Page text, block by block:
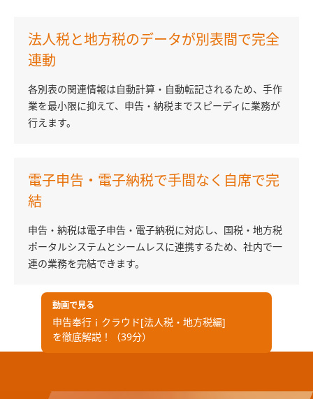
法人税と地方税のデータが別表間で完全
連動
各別表の関連情報は自動計算・自動転記されるため、手作
業を最小限に抑えて、申告・納税までスピーディに業務が
行えます。
電子申告・電子納税で手間なく自席で完
結
申告・納税は電子申告・電子納税に対応し、国税・地方税
ポータルシステムとシームレスに連携するため、社内で一
連の業務を完結できます。
動画で見る
申告奉行ｉクラウド[法人税・地方税編]
を徹底解説！（39分）